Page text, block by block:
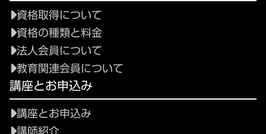
資格取得について
資格の種類と料金
法人会員について
教育関連会員について
講座とお申込み
講座とお申込み